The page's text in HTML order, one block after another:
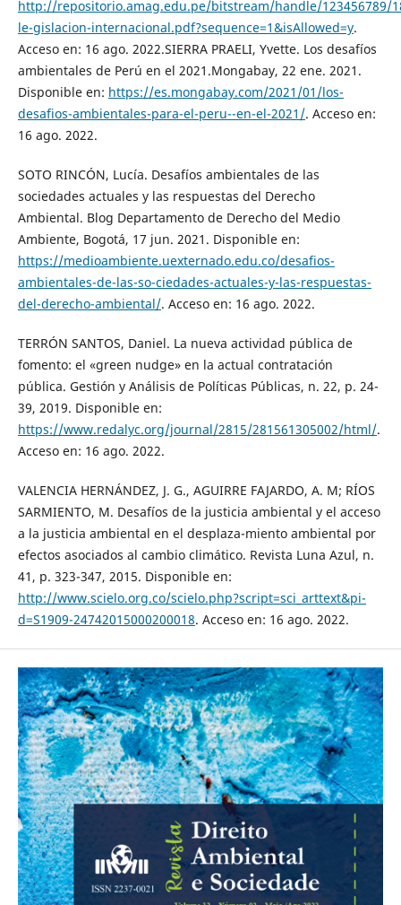
http://repositorio.amag.edu.pe/bitstream/handle/123456789/
le-gislacion-internacional.pdf?sequence=1&isAllowed=y.
Acceso en: 16 ago. 2022.SIERRA PRAELI, Yvette. Los desafíos
ambientales de Perú en el 2021.Mongabay, 22 ene. 2021.
Disponible en: https://es.mongabay.com/2021/01/los-
desafios-ambientales-para-el-peru--en-el-2021/. Acceso en:
16 ago. 2022.
SOTO RINCÓN, Lucía. Desafíos ambientales de las
sociedades actuales y las respuestas del Derecho
Ambiental. Blog Departamento de Derecho del Medio
Ambiente, Bogotá, 17 jun. 2021. Disponible en:
https://medioambiente.uexternado.edu.co/desafios-
ambientales-de-las-so-ciedades-actuales-y-las-respuestas-
del-derecho-ambiental/. Acceso en: 16 ago. 2022.
TERRÓN SANTOS, Daniel. La nueva actividad pública de
fomento: el «green nudge» en la actual contratación
pública. Gestión y Análisis de Políticas Públicas, n. 22, p. 24-
39, 2019. Disponible en:
https://www.redalyc.org/journal/2815/281561305002/html/.
Acceso en: 16 ago. 2022.
VALENCIA HERNÁNDEZ, J. G., AGUIRRE FAJARDO, A. M; RÍOS
SARMIENTO, M. Desafíos de la justicia ambiental y el acceso
a la justicia ambiental en el desplaza-miento ambiental por
efectos asociados al cambio climático. Revista Luna Azul, n.
41, p. 323-347, 2015. Disponible en:
http://www.scielo.org.co/scielo.php?script=sci_arttext&pi-
d=S1909-24742015000200018. Acceso en: 16 ago. 2022.